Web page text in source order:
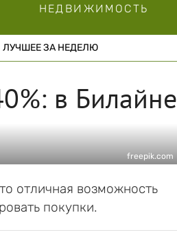
НЕДВИЖИМОСТЬ
ЛУЧШЕЕ ЗА НЕДЕЛЮ
в Билайне
freepik.com
отличная возможность
покупки.